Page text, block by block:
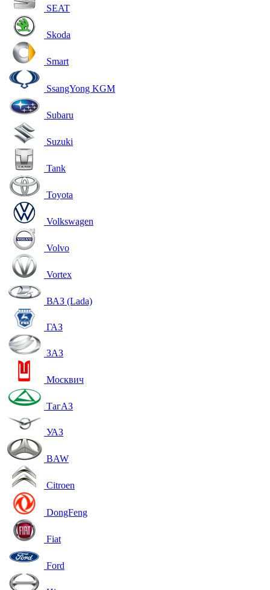
SEAT
Skoda
Smart
SsangYong KGM
Subaru
Suzuki
Tank
Toyota
Volkswagen
Volvo
Vortex
ВАЗ (Lada)
ГАЗ
ЗАЗ
Москвич
ТагАЗ
УАЗ
BAW
Citroen
DongFeng
Fiat
Ford